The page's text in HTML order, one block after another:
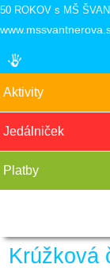
50 ROKOV s MŠ
Aktivity
Jedálniček
Platby
Krúžková